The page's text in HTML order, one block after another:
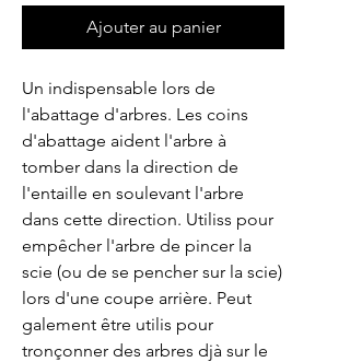
Ajouter au panier
Un indispensable lors de
l'abattage d'arbres. Les coins
d'abattage aident l'arbre à
tomber dans la direction de
l'entaille en soulevant l'arbre
dans cette direction. Utiliss pour
empêcher l'arbre de pincer la
scie (ou de se pencher sur la scie)
lors d'une coupe arrière. Peut
galement être utilis pour
tronçonner des arbres djà sur le